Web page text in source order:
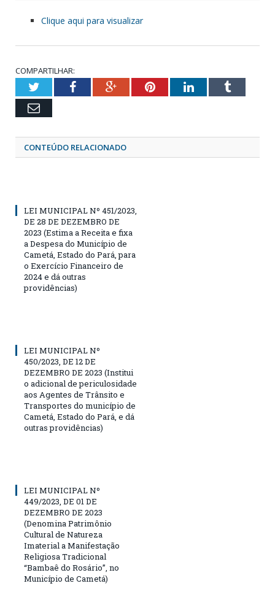
Clique aqui para visualizar
COMPARTILHAR:
TwitterFacebookGoogle+PinterestLinkedInTumblr
Email
CONTEÚDO RELACIONADO
LEI MUNICIPAL Nº 451/2023,
DE 28 DE DEZEMBRO DE
2023 (Estima a Receita e fixa
a Despesa do Município de
Cametá, Estado do Pará, para
o Exercício Financeiro de
2024 e dá outras
providências)
LEI MUNICIPAL Nº
450/2023, DE 12 DE
DEZEMBRO DE 2023 (Institui
o adicional de periculosidade
aos Agentes de Trânsito e
Transportes do município de
Cametá, Estado do Pará, e dá
outras providências)
LEI MUNICIPAL Nº
449/2023, DE 01 DE
DEZEMBRO DE 2023
(Denomina Patrimônio
Cultural de Natureza
Imaterial a Manifestação
Religiosa Tradicional
“Bambaê do Rosário”, no
Município de Cametá)